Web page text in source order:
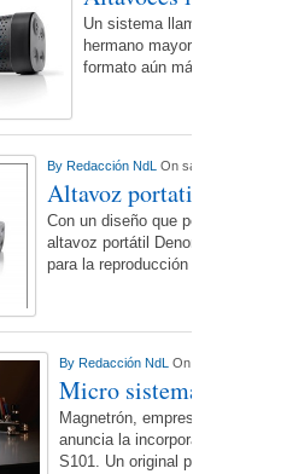
Un sistema llamativo y
hermano mayor, Denon
formato aún más
By Redacción NdL On sábado, febrero
Altavoz portatil Denon
Con un diseño que permite
altavoz portátil Denon Envaya
para la reproducción
By Redacción NdL On lunes, febrero
Micro sistema de
Magnetrón, empresa
anuncia la incorporación a su
S101. Un original producto en